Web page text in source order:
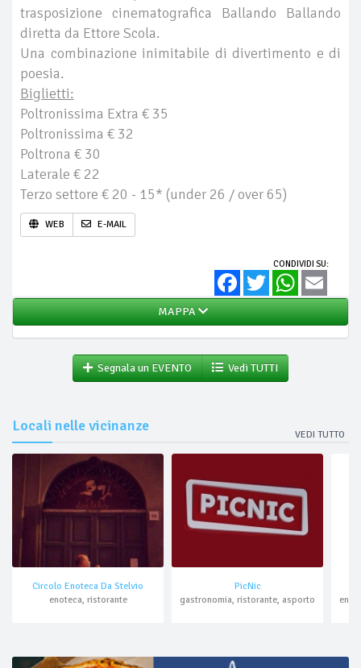
trasposizione cinematografica Ballando Ballando
diretta da Ettore Scola.
Una combinazione inimitabile di divertimento e di
poesia.
Biglietti:
Poltronissima Extra € 35
Poltronissima € 32
Poltrona € 30
Laterale € 22
Terzo settore € 20 - 15* (under 26 / over 65)
WEB E-MAIL
CONDIVIDI SU:
FacebookTwitter WhatsApp
MAPPA
Segnala un EVENTO Vedi TUTTI
Locali nelle vicinanze
VEDI TUTTO
Circolo Enoteca Da Stelvio
enoteca, ristorante
PicNic
gastronomia, ristorante, asporto